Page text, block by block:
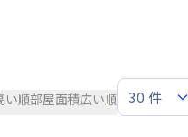
い順部屋面積広い順